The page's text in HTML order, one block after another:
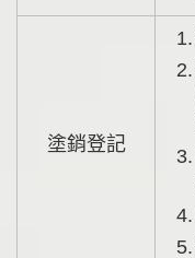
塗銷登記
2. 登記原因證明文件(權利拋棄或
3. 權利書狀(所有權狀或他項權利